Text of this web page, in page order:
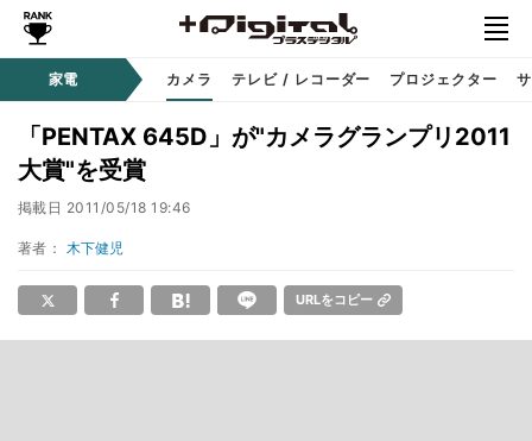
家電 カメラ テレビ / レコーダー プロジェクター
「PENTAX 645D」が"カメラグランプリ2011
大賞"を受賞
掲載日 2011/05/18 19:46
著者： 木下健児
URLをコピー